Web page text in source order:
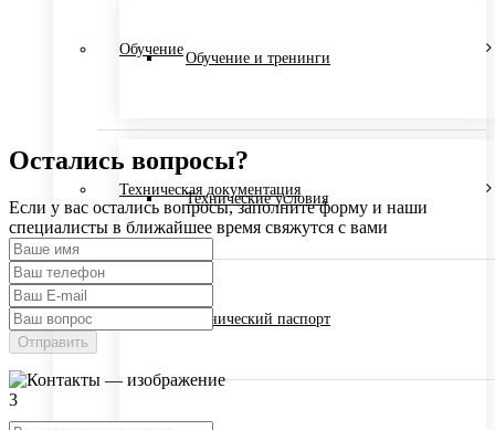
Обучение
Обучение и тренинги
Техническая документация
Технические условия
Технический паспорт
Остались вопросы?
Если у вас остались вопросы, заполните форму и наши
специалисты в ближайшее время свяжутся с вами
Отправить